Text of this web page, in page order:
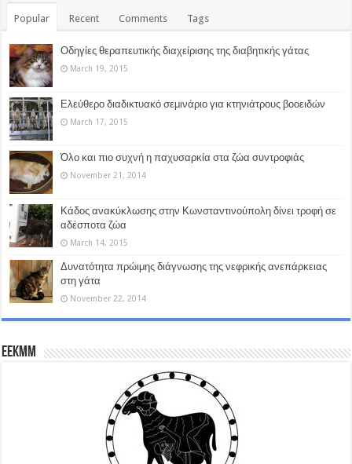
Popular Recent Comments Tags
Οδηγίες θεραπευτικής διαχείρισης της διαβητικής γάτας
March 19, 2015
Ελεύθερο διαδικτυακό σεμινάριο για κτηνιάτρους βοοειδών
March 17, 2015
Όλο και πιο συχνή η παχυσαρκία στα ζώα συντροφιάς
November 21, 2014
Κάδος ανακύκλωσης στην Κωνσταντινούπολη δίνει τροφή σε
αδέσποτα ζώα
March 14, 2015
Δυνατότητα πρώιμης διάγνωσης της νεφρικής ανεπάρκειας
στη γάτα
November 22, 2014
EEKMM